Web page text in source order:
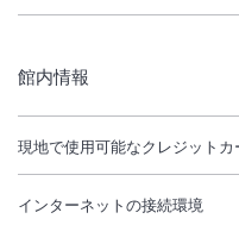
館内情報
現地で使用可能なクレジットカ
インターネットの接続環境